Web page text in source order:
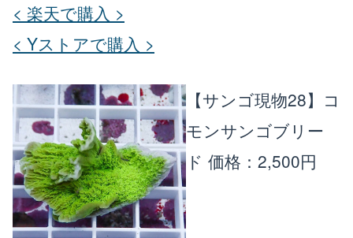
< 楽天で購入 >
< Yストアで購入 >
【サンゴ現物28】コ
モンサンゴブリー
ド 価格：2,500円